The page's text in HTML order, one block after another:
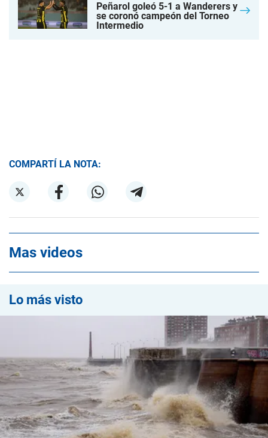
Peñarol goleó 5-1 a Wanderers y
se coronó campeón del Torneo
Intermedio
COMPARTÍ LA NOTA:
Mas videos
Lo más visto